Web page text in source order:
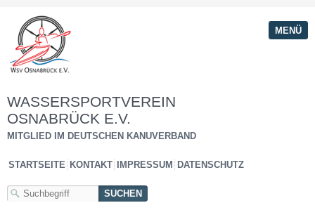
MENÜ
WASSERSPORTVEREIN
OSNABRÜCK E.V.
MITGLIED IM DEUTSCHEN KANUVERBAND
STARTSEITE KONTAKT IMPRESSUM DATENSCHUTZ